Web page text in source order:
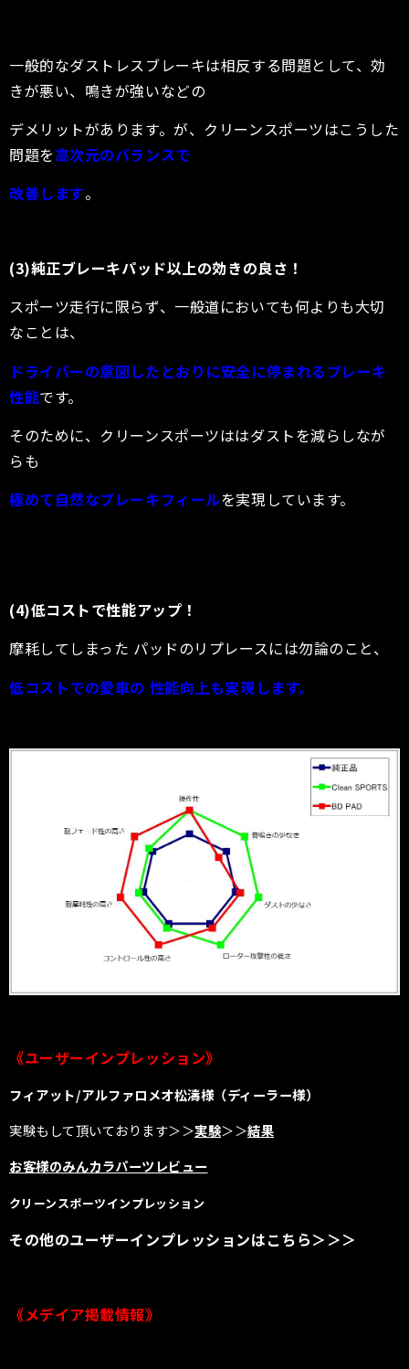
一般的なダストレスブレーキは相反する問題として、効
きが悪い、鳴きが強いなどの
デメリットがあります。が、クリーンスポーツはこうした
問題を高次元のバランスで
改善します。
(3)純正ブレーキパッド以上の効きの良さ！
スポーツ走行に限らず、一般道においても何よりも大切
なことは、
ドライバーの意図したとおりに安全に停まれるブレーキ
性能です。
そのために、クリーンスポーツははダストを減らしなが
らも
極めて自然なブレーキフィールを実現しています。
(4)低コストで性能アップ！
摩耗してしまった パッドのリプレースには勿論のこと、
低コストでの愛車の 性能向上も実現します。
《ユーザーインプレッション》
フィアット/アルファロメオ松濤様（ディーラー様）
実験もして頂いております＞＞実験＞＞結果
お客様のみんカラパーツレビュー
クリーンスポーツインプレッション
その他のユーザーインプレッションはこちら＞＞＞
《メデイア掲載情報》